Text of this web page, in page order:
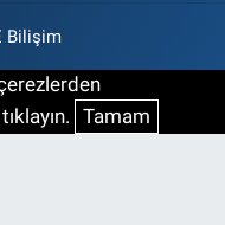
Bilişim
Tamam